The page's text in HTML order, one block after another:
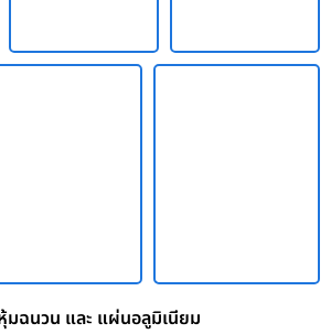
มฉนวน และ แผ่นอลูมิเนียม